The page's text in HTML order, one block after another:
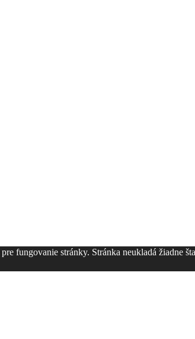
fungovanie stránky. Stránka neukladá žiadne